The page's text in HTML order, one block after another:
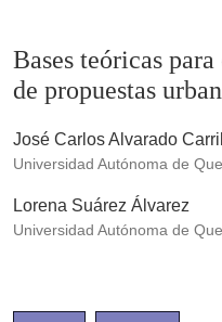
Bases teóricas
de propuestas
José Carlos Alvarado
Universidad Autónoma de
Lorena Suárez Álvarez
Universidad Autónoma de